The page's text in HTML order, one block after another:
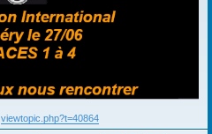
viewtopic.php?t=40864